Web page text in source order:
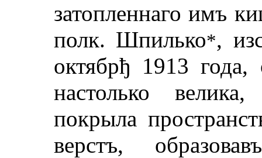
затопленнаго имъ
полк. Шпилько*,
октябрђ 1913
настолько
покрыла
верстъ,